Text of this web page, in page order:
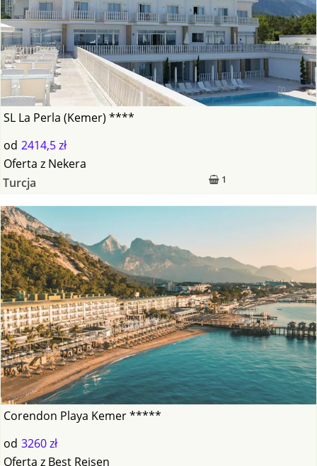
SL La Perla (Kemer) ****
od 2414,5 zł
1
Oferta z Nekera
Turcja
Corendon Playa Kemer *****
od 3260 zł
Oferta z Best Reisen